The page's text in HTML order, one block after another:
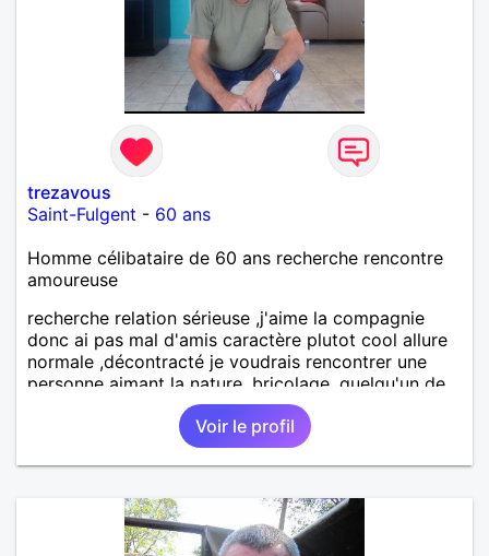
trezavous
Saint-Fulgent - 60 ans
Homme célibataire de 60 ans recherche rencontre
amoureuse
recherche relation sérieuse ,j'aime la compagnie
donc ai pas mal d'amis caractère plutot cool allure
normale ,décontracté je voudrais rencontrer une
personne aimant la nature ,bricolage ,quelqu'un de
simple et naturel à vos claviers mesdames
Voir le profil